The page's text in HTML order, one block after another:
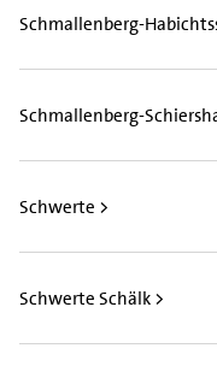
Schmallenberg-
Schmallenberg-
Schwerte >
Schwerte Schälk >